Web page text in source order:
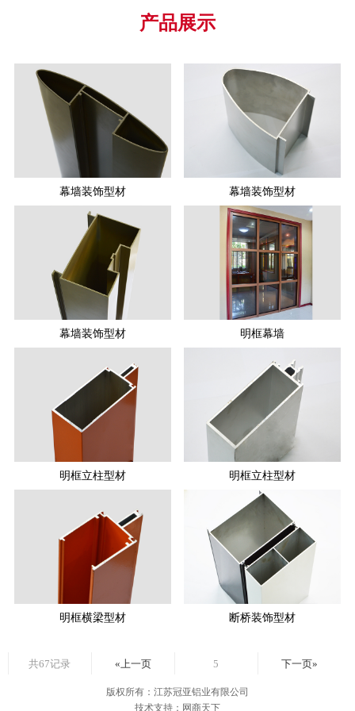
产品展示
幕墙装饰型材 幕墙装饰型材
幕墙装饰型材 明框幕墙
明框立柱型材 明框立柱型材
明框横梁型材 断桥装饰型材
共67记录 «上一页 5 下一页»
版权所有：江苏冠亚铝业有限公司
技术支持：网商天下